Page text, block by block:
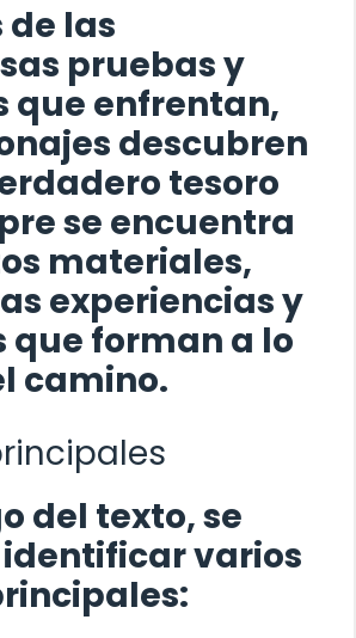
de las
pruebas y
que enfrentan,
descubren
tesoro
se encuentra
materiales,
experiencias y
que forman a lo
camino.
del texto, se
varios